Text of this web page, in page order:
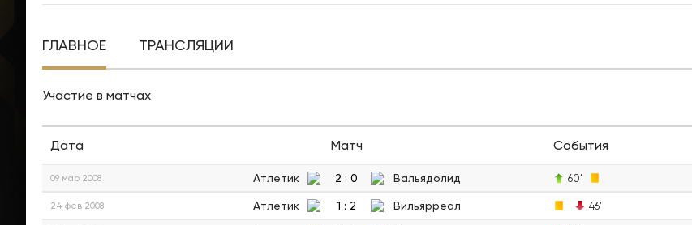
ГЛАВНОЕ ТРАНСЛЯЦИИ
Участие в матчах
Дата Матч События
09 мар 2008 Атлетик 2 : 0 Вальядолид 60'
24 фев 2008 Атлетик 1 : 2 Вильярреал 46'